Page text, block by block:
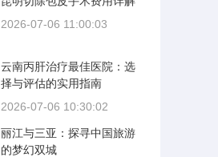
2026-07-06 11:00:03
云南丙肝治疗最佳医院：选
择与评估的实用指南
2026-07-06 10:30:02
丽江与三亚：探寻中国旅游
的梦幻双城